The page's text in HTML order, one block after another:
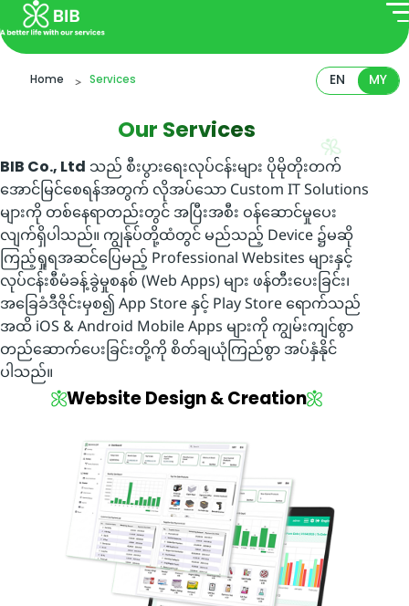
Home Services EN MY
Our Services
BIB Co., Ltd သည် စီးပွားရေးလုပ်ငန်းများ ပိုမိုတိုးတက်
အောင်မြင်စေရန်အတွက် လိုအပ်သော Custom IT Solutions
များကို တစ်နေရာတည်းတွင် အပြီးအစီး ဝန်ဆောင်မှုပေး
လျက်ရှိပါသည်။ ကျွန်ုပ်တို့ထံတွင် မည်သည့် Device ၌မဆို
ကြည့်ရှုရအဆင်ပြေမည့် Professional Websites များနှင့်
လုပ်ငန်းစီမံခန့်ခွဲမှုစနစ် (Web Apps) များ ဖန်တီးပေးခြင်း၊
အခြေခံဒီဇိုင်းမှစ၍ App Store နှင့် Play Store ရောက်သည်
အထိ iOS & Android Mobile Apps များကို ကျွမ်းကျင်စွာ
တည်ဆောက်ပေးခြင်းတို့ကို စိတ်ချယုံကြည်စွာ အပ်နှံနိုင်
ပါသည်။
Website Design & Creation